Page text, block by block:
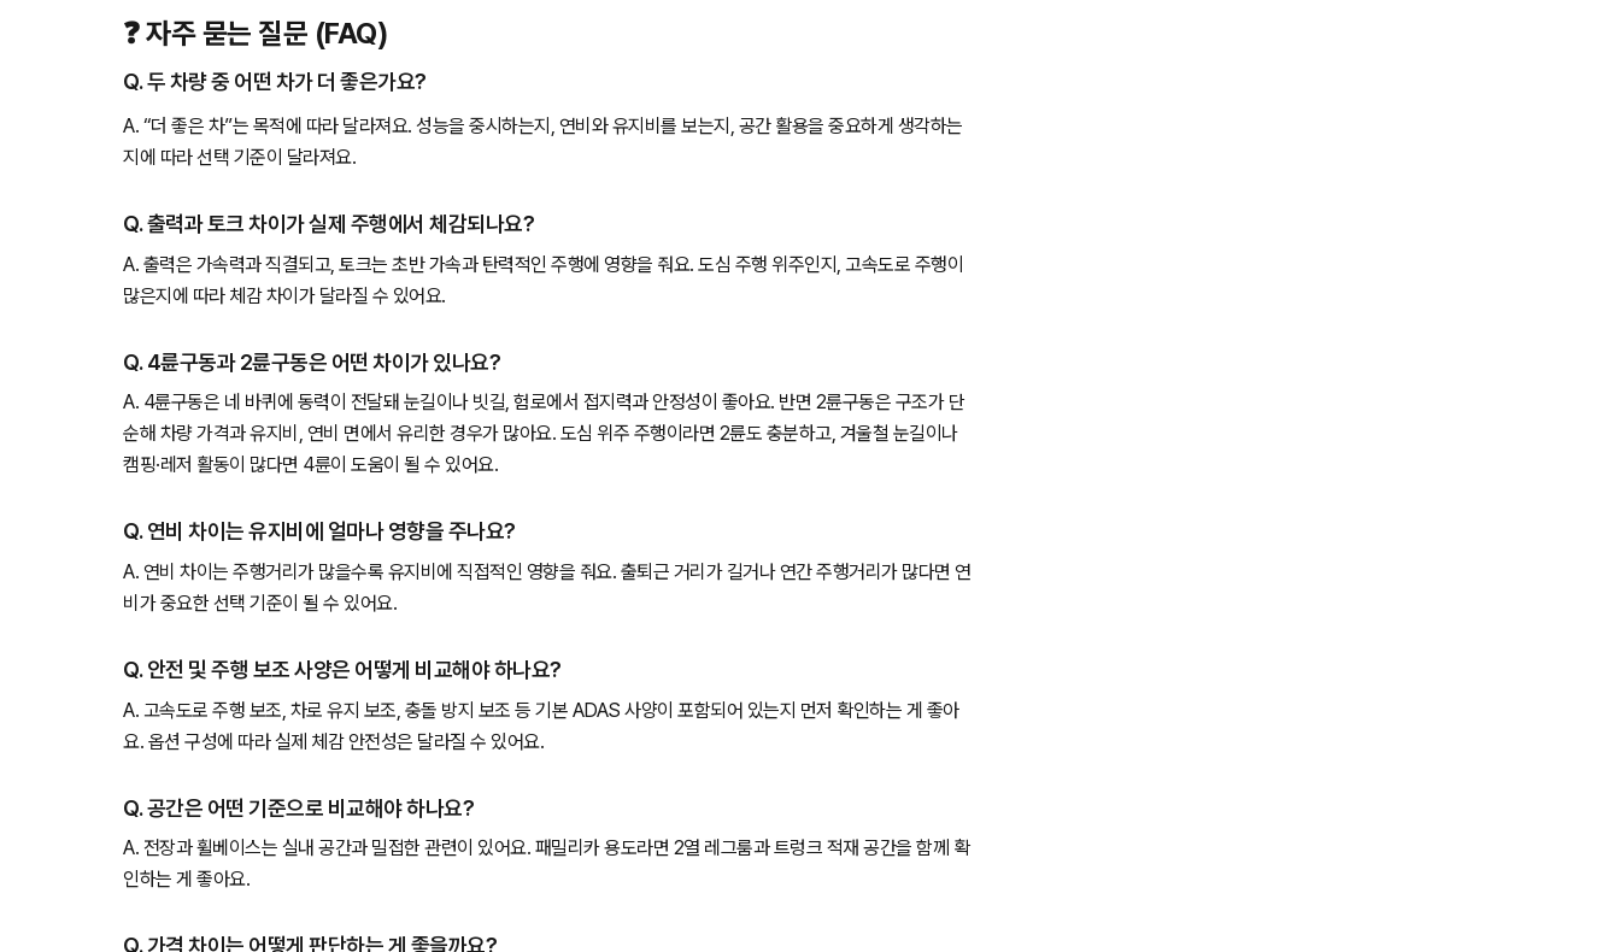
❓ 자주 묻는 질문 (FAQ)
Q. 두 차량 중 어떤 차가 더 좋은가요?
A. “더 좋은 차”는 목적에 따라 달라져요. 성능을 중시하는지, 연비와 유지비를 보는지, 공간 활용을 중요하게 생각하는
지에 따라 선택 기준이 달라져요.
Q. 출력과 토크 차이가 실제 주행에서 체감되나요?
A. 출력은 가속력과 직결되고, 토크는 초반 가속과 탄력적인 주행에 영향을 줘요. 도심 주행 위주인지, 고속도로 주행이
많은지에 따라 체감 차이가 달라질 수 있어요.
Q. 4륜구동과 2륜구동은 어떤 차이가 있나요?
A. 4륜구동은 네 바퀴에 동력이 전달돼 눈길이나 빗길, 험로에서 접지력과 안정성이 좋아요. 반면 2륜구동은 구조가 단
순해 차량 가격과 유지비, 연비 면에서 유리한 경우가 많아요. 도심 위주 주행이라면 2륜도 충분하고, 겨울철 눈길이나
캠핑·레저 활동이 많다면 4륜이 도움이 될 수 있어요.
Q. 연비 차이는 유지비에 얼마나 영향을 주나요?
A. 연비 차이는 주행거리가 많을수록 유지비에 직접적인 영향을 줘요. 출퇴근 거리가 길거나 연간 주행거리가 많다면 연
비가 중요한 선택 기준이 될 수 있어요.
Q. 안전 및 주행 보조 사양은 어떻게 비교해야 하나요?
A. 고속도로 주행 보조, 차로 유지 보조, 충돌 방지 보조 등 기본 ADAS 사양이 포함되어 있는지 먼저 확인하는 게 좋아
요. 옵션 구성에 따라 실제 체감 안전성은 달라질 수 있어요.
Q. 공간은 어떤 기준으로 비교해야 하나요?
A. 전장과 휠베이스는 실내 공간과 밀접한 관련이 있어요. 패밀리카 용도라면 2열 레그룸과 트렁크 적재 공간을 함께 확
인하는 게 좋아요.
Q. 가격 차이는 어떻게 판단하는 게 좋을까요?